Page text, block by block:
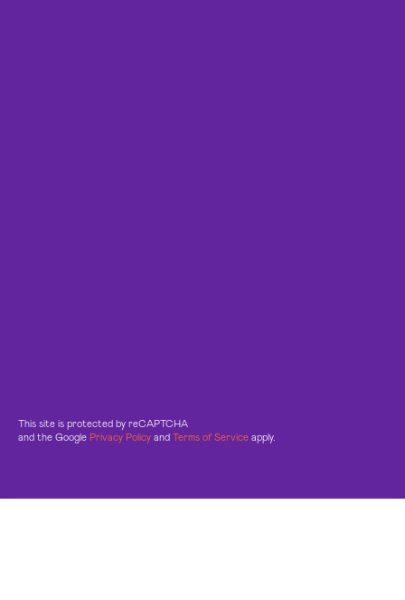
This site is protected by reCAPTCHA
and the Google Privacy Policy and Terms of Service apply.